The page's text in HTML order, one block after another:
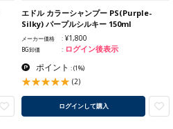
エドル カラーシャンプー PS(Purple-
Silky) パープルシルキー 150ml
メーカー価格 ¥1,800
BG卸価 ログイン後表示
ポイント :(1%)
(2)
ログインして購入